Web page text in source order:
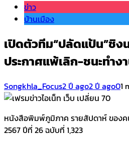
ข่าว
บ้านเมือง
เปิดตัวทีม“ปลัดแป้น”ชิ
ประกาศแพ้เลิก-ชนะทำง
Songkhla_Focus2 ปี ago2 ปี ago01
หนังสือพิมพ์ภูมิภาค รายสัปดาห์ ของค
2567 ปีที่ 26 ฉบับที่ 1,323